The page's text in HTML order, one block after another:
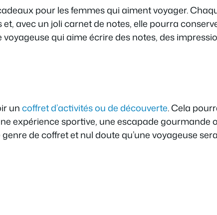
pour les femmes qui aiment voyager.
avec un joli carnet de notes, elle pourra
qui aime écrire des notes, des
uncoffret d’activités ou de découverte. Cela
expérience sportive, une escapade gourmande
de coffret et nul doute qu’une voyageuse